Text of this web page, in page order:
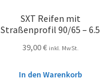
SXT Reifen mit
Straßenprofil 90/65 – 6.5
39,00€ inkl. MwSt.
In den Warenkorb